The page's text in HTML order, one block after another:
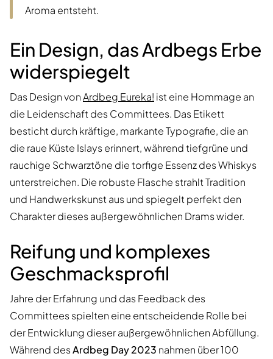
Aroma entsteht.
Ein Design, das Ardbegs Erbe
widerspiegelt
Das Design vonArdbeg Eureka! ist eine Hommage an
die Leidenschaft des Committees. Das Etikett
besticht durch kräftige, markante Typografie, die an
die raue Küste Islays erinnert, während tiefgrüne und
rauchige Schwarztöne die torfige Essenz des Whiskys
unterstreichen. Die robuste Flasche strahlt Tradition
und Handwerkskunst aus und spiegelt perfekt den
Charakter dieses außergewöhnlichen Drams wider.
Reifung und komplexes
Geschmacksprofil
Jahre der Erfahrung und das Feedback des
Committees spielten eine entscheidende Rolle bei
der Entwicklung dieser außergewöhnlichen Abfüllung.
Während desArdbeg Day 2023 nahmen über 100